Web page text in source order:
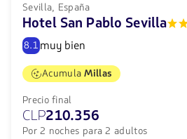
Sevilla, España
Hotel San Pablo Sevilla
8.1muy bien
AcumulaMillas
Precio final
CLP210.356
Por 2 noches para 2 adultos